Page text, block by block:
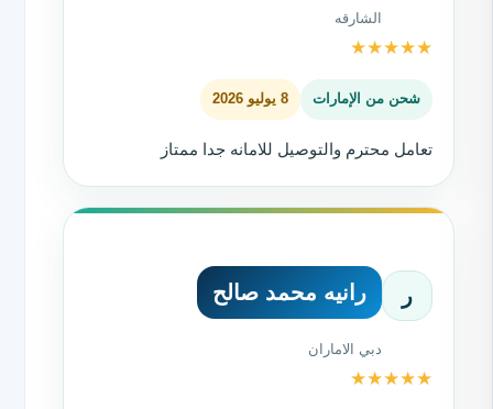
الشارقه
★
★
★
★
★
شحن من الإمارات 8 يوليو 2026
تعامل محترم والتوصيل للامانه جدا ممتاز
ر رانيه محمد صالح
دبي الاماران
★
★
★
★
★